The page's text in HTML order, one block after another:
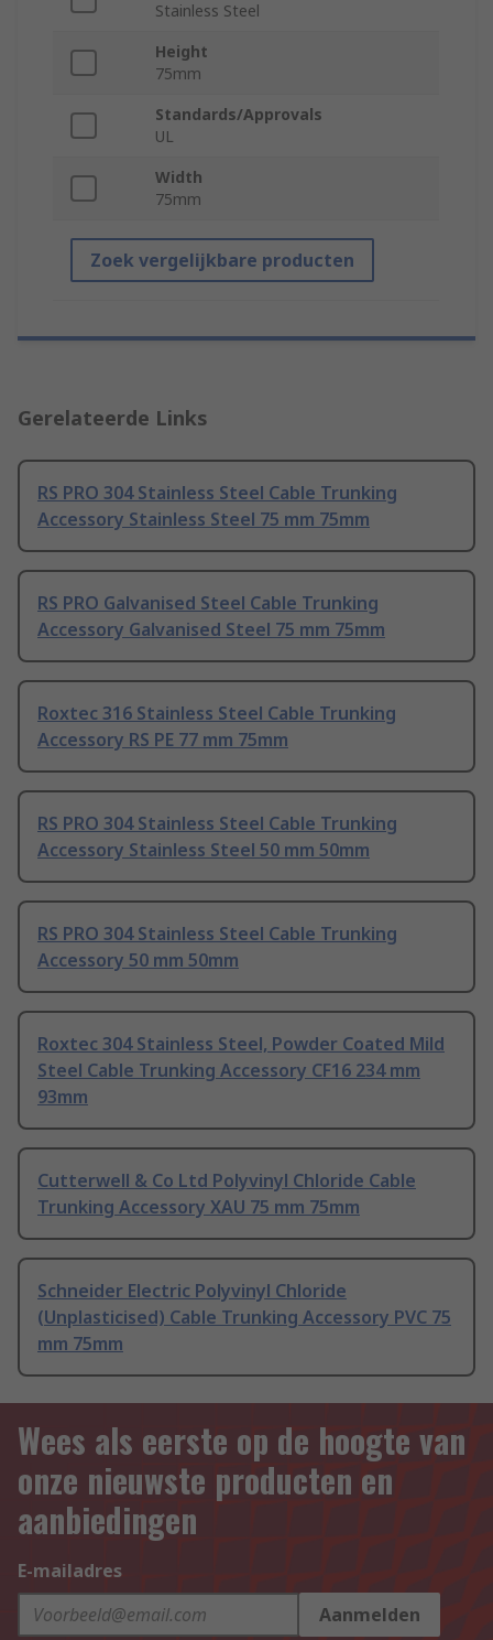
Stainless Steel
Height
75mm
Standards/Approvals
UL
Width
75mm
Zoek vergelijkbare producten
Gerelateerde Links
RS PRO 304 Stainless Steel Cable Trunking
Accessory Stainless Steel 75 mm 75mm
RS PRO Galvanised Steel Cable Trunking
Accessory Galvanised Steel 75 mm 75mm
Roxtec 316 Stainless Steel Cable Trunking
Accessory RS PE 77 mm 75mm
RS PRO 304 Stainless Steel Cable Trunking
Accessory Stainless Steel 50 mm 50mm
RS PRO 304 Stainless Steel Cable Trunking
Accessory 50 mm 50mm
Roxtec 304 Stainless Steel, Powder Coated Mild
Steel Cable Trunking Accessory CF16 234 mm
93mm
Cutterwell & Co Ltd Polyvinyl Chloride Cable
Trunking Accessory XAU 75 mm 75mm
Schneider Electric Polyvinyl Chloride
(Unplasticised) Cable Trunking Accessory PVC 75
mm 75mm
Wees als eerste op de hoogte van
onze nieuwste producten en
aanbiedingen
E-mailadres
Aanmelden